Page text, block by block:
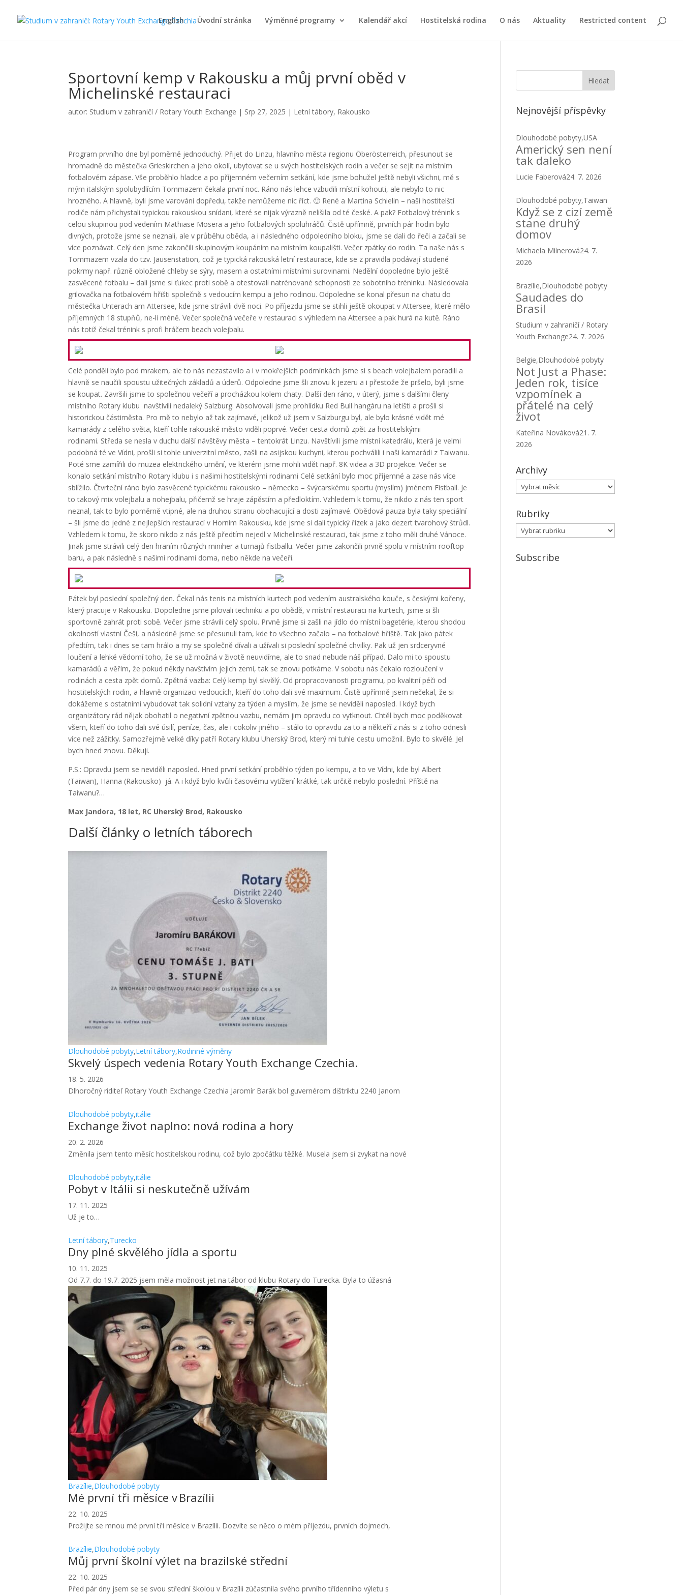
English Úvodní stránka Výměnné programy Kalendář akcí Hostitelská rodina O nás Aktuality Restricted content
Sportovní kemp v Rakousku a můj první oběd v
Michelinské restauraci
autor: Studium v zahraničí / Rotary Youth Exchange | Srp 27, 2025 | Letní tábory, Rakousko
Program prvního dne byl poměrně jednoduchý. Přijet do Linzu, hlavního města regionu Öberösterreich, přesunout se
hromadně do městečka Grieskirchen a jeho okolí, ubytovat se u svých hostitelských rodin a večer se sejít na místním
fotbalovém zápase. Vše proběhlo hladce a po příjemném večerním setkání, kde jsme bohužel ještě nebyli všichni, mě s
mým italským spolubydlícím Tommazem čekala první noc. Ráno nás lehce vzbudili místní kohouti, ale nebylo to nic
hrozného. A hlavně, byli jsme varováni dopředu, takže nemůžeme nic říct. 🙂 René a Martina Schielin – naši hostitelští
rodiče nám přichystali typickou rakouskou snídani, které se nijak výrazně nelišila od té české. A pak? Fotbalový trénink s
celou skupinou pod vedením Mathiase Mosera a jeho fotbalových spoluhráčů. Čistě upřímně, prvních pár hodin bylo
divných, protože jsme se neznali, ale v průběhu oběda, a i následného odpoledního bloku, jsme se dali do řeči a začali se
více poznávat. Celý den jsme zakončili skupinovým koupáním na místním koupališti. Večer zpátky do rodin. Ta naše nás s
Tommazem vzala do tzv. Jausenstation, což je typická rakouská letní restaurace, kde se z pravidla podávají studené
pokrmy např. různě obložené chleby se sýry, masem a ostatními místními surovinami. Nedělní dopoledne bylo ještě
zasvěcené fotbalu – dali jsme si ťukec proti sobě a otestovali natrénované schopnosti ze sobotního tréninku. Následovala
grilovačka na fotbalovém hřišti společně s vedoucím kempu a jeho rodinou. Odpoledne se konal přesun na chatu do
městečka Unterach am Attersee, kde jsme strávili dvě noci. Po příjezdu jsme se stihli ještě okoupat v Attersee, které mělo
příjemných 18 stupňů, ne-li méně. Večer společná večeře v restauraci s výhledem na Attersee a pak hurá na kutě. Ráno
nás totiž čekal trénink s profi hráčem beach volejbalu.
Celé pondělí bylo pod mrakem, ale to nás nezastavilo a i v mokřejších podmínkách jsme si s beach volejbalem poradili a
hlavně se naučili spoustu užitečných základů a úderů. Odpoledne jsme šli znovu k jezeru a i přestože že pršelo, byli jsme
se koupat. Završili jsme to společnou večeří a procházkou kolem chaty. Další den ráno, v úterý, jsme s dalšími členy
místního Rotary klubu navštívili nedaleký Salzburg. Absolvovali jsme prohlídku Red Bull hangáru na letišti a prošli si
historickou částiměsta. Pro mě to nebylo až tak zajímavé, jelikož už jsem v Salzburgu byl, ale bylo krásné vidět mé
kamarády z celého světa, kteří tohle rakouské město viděli poprvé. Večer cesta domů zpět za hostitelskými
rodinami. Středa se nesla v duchu další návštěvy města – tentokrát Linzu. Navštívili jsme místní katedrálu, která je velmi
podobná té ve Vídni, prošli si tohle univerzitní město, zašli na asijskou kuchyni, kterou pochválili i naši kamarádi z Taiwanu.
Poté sme zamířili do muzea elektrického umění, ve kterém jsme mohli vidět např. 8K videa a 3D projekce. Večer se
konalo setkání místního Rotary klubu i s našimi hostitelskými rodinami Celé setkání bylo moc příjemné a zase nás více
sblížilo. Čtvrteční ráno bylo zasvěcené typickému rakousko – německo – švýcarskému sportu (myslím) jménem Fistball. Je
to takový mix volejbalu a nohejbalu, přičemž se hraje zápěstím a předloktím. Vzhledem k tomu, že nikdo z nás ten sport
neznal, tak to bylo poměrně vtipné, ale na druhou stranu obohacující a dosti zajímavé. Obědová pauza byla taky speciální
– šli jsme do jedné z nejlepších restaurací v Horním Rakousku, kde jsme si dali typický řízek a jako dezert tvarohový štrůdl.
Vzhledem k tomu, že skoro nikdo z nás ještě předtím nejedl v Michelinské restauraci, tak jsme z toho měli druhé Vánoce.
Jinak jsme strávili celý den hraním různých miniher a turnajů fistballu. Večer jsme zakončili prvně spolu v místním rooftop
baru, a pak následně s našimi rodinami doma, nebo někde na večeři.
Pátek byl poslední společný den. Čekal nás tenis na místních kurtech pod vedením australského kouče, s českými kořeny,
který pracuje v Rakousku. Dopoledne jsme pilovali techniku a po obědě, v místní restauraci na kurtech, jsme si šli
sportovně zahrát proti sobě. Večer jsme strávili celý spolu. Prvně jsme si zašli na jídlo do místní bagetérie, kterou shodou
okolností vlastní Češi, a následně jsme se přesunuli tam, kde to všechno začalo – na fotbalové hřiště. Tak jako pátek
předtím, tak i dnes se tam hrálo a my se společně dívali a užívali si poslední společné chvilky. Pak už jen srdceryvné
loučení a lehké vědomí toho, že se už možná v životě neuvidíme, ale to snad nebude náš případ. Dalo mi to spoustu
kamarádů a věřím, že pokud někdy navštívím jejich zemi, tak se znovu potkáme. V sobotu nás čekalo rozloučení v
rodinách a cesta zpět domů. Zpětná vazba: Celý kemp byl skvělý. Od propracovanosti programu, po kvalitní péči od
hostitelských rodin, a hlavně organizaci vedoucích, kteří do toho dali své maximum. Čistě upřímně jsem nečekal, že si
dokážeme s ostatními vybudovat tak solidní vztahy za týden a myslím, že jsme se neviděli naposled. I když bych
organizátory rád nějak obohatil o negativní zpětnou vazbu, nemám jim opravdu co vytknout. Chtěl bych moc poděkovat
všem, kteří do toho dali své úsilí, peníze, čas, ale i cokoliv jiného – stálo to opravdu za to a někteří z nás si z toho odnesli
více než zážitky. Samozřejmě velké díky patří Rotary klubu Uherský Brod, který mi tuhle cestu umožnil. Bylo to skvělé. Jel
bych hned znovu. Děkuji.
P.S.: Opravdu jsem se neviděli naposled. Hned první setkání proběhlo týden po kempu, a to ve Vídni, kde byl Albert
(Taiwan), Hanna (Rakousko) já. A i když bylo kvůli časovému vytížení krátké, tak určitě nebylo poslední. Příště na
Taiwanu?…
Max Jandora, 18 let, RC Uherský Brod, Rakousko
Další články o letních táborech
Dlouhodobé pobyty,Letní tábory,Rodinné výměny
Skvelý úspech vedenia Rotary Youth Exchange Czechia.
18. 5. 2026
Dlhoročný riditeľ Rotary Youth Exchange Czechia Jaromír Barák bol guvernérom dištriktu 2240 Janom
Dlouhodobé pobyty,itálie
Exchange život naplno: nová rodina a hory
20. 2. 2026
Změnila jsem tento měsíc hostitelskou rodinu, což bylo zpočátku těžké. Musela jsem si zvykat na nové
Dlouhodobé pobyty,itálie
Pobyt v Itálii si neskutečně užívám
17. 11. 2025
Už je to…
Letní tábory,Turecko
Dny plné skvělého jídla a sportu
10. 11. 2025
Od 7.7. do 19.7. 2025 jsem měla možnost jet na tábor od klubu Rotary do Turecka. Byla to úžasná
Brazílie,Dlouhodobé pobyty
Mé první tři měsíce v Brazílii
22. 10. 2025
Prožijte se mnou mé první tři měsíce v Brazílii. Dozvíte se něco o mém příjezdu, prvních dojmech,
Brazílie,Dlouhodobé pobyty
Můj první školní výlet na brazilské střední
22. 10. 2025
Před pár dny jsem se se svou střední školou v Brazílii zúčastnila svého prvního třídenního výletu s
Nejnovější příspěvky
Dlouhodobé pobyty,USA
Americký sen není
tak daleko
Lucie Faberová24. 7. 2026
Dlouhodobé pobyty,Taiwan
Když se z cizí země
stane druhý
domov
Michaela Milnerová24. 7.
2026
Brazílie,Dlouhodobé pobyty
Saudades do
Brasil
Studium v zahraničí / Rotary
Youth Exchange24. 7. 2026
Belgie,Dlouhodobé pobyty
Not Just a Phase:
Jeden rok, tisíce
vzpomínek a
přátelé na celý
život
Kateřina Nováková21. 7.
2026
Archivy
Archivy
Rubriky
Rubriky
Subscribe